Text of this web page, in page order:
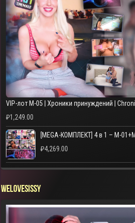
VIP-лот M-05 | Хроники принуждений |
₽1,249.00
[MEGA-КОМПЛЕКТ] 4 в 1 – M-
₽4,269.00
WELOVESISSY